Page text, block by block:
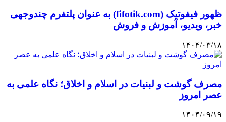
ظهور فیفوتیک (fifotik.com) به عنوان پلتفرم چندوجهی
خبر، ویدیو، آموزش و فروش
۱۴۰۴/۰۳/۱۸
مصرف گوشت و لبنیات در اسلام و اخلاق؛ نگاه علمی به
عصر امروز
۱۴۰۴/۰۹/۱۹